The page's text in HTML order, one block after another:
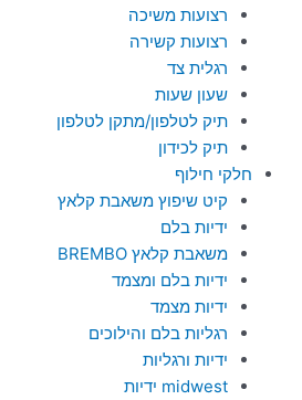
רצועות משיכה
רצועות קשירה
רגלית צד
שעון שעות
תיק לטלפון/מתקן לטלפון
תיק לכידון
חלקי חילוף
קיט שיפוץ משאבת קלאץ
ידיות בלם
משאבת קלאץ BREMBO
ידיות בלם ומצמד
ידיות מצמד
רגליות בלם והילוכים
ידיות ורגליות
midwest ידיות